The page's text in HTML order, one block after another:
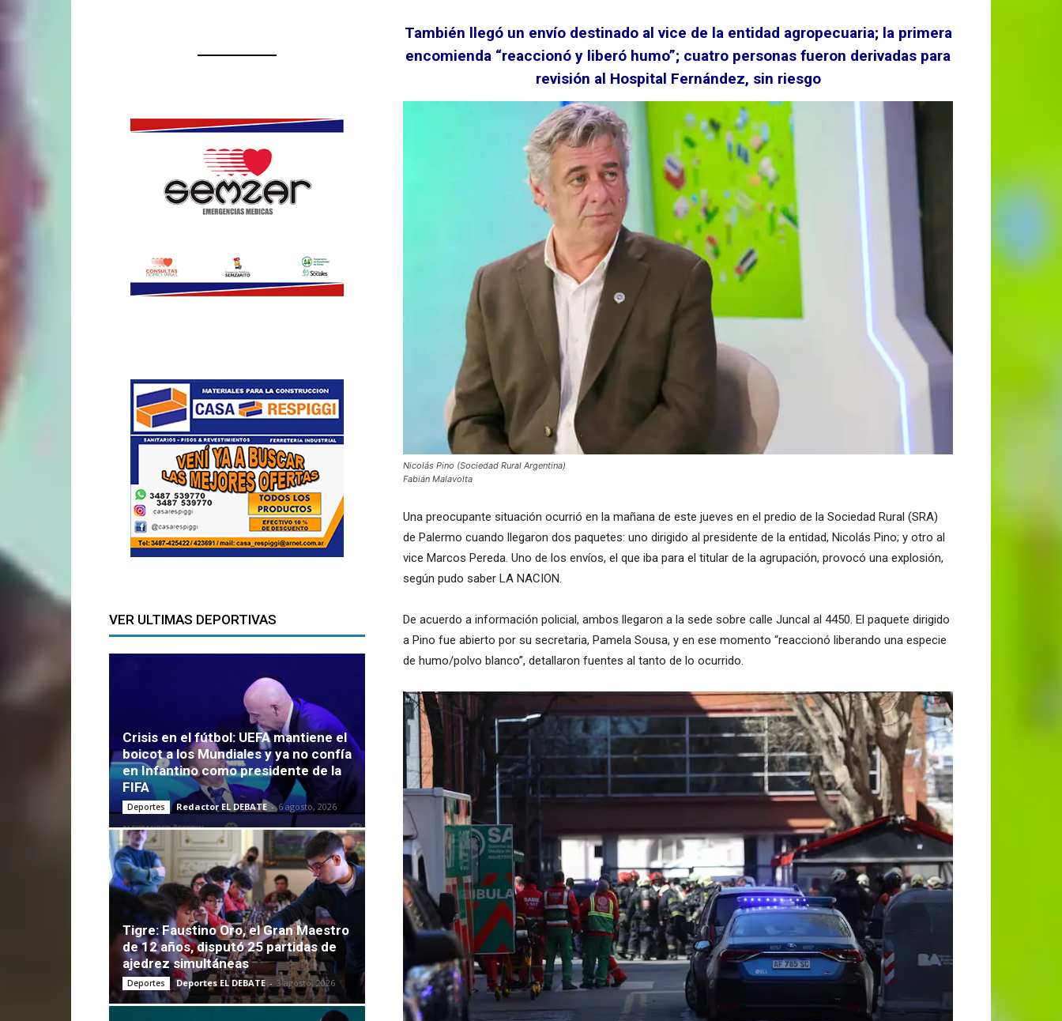
También llegó un envío destinado al vice de la entidad agropecuaria; la primera
encomienda “reaccionó y liberó humo”; cuatro personas fueron derivadas para
revisión al Hospital Fernández, sin riesgo
Nicolás Pino (Sociedad Rural Argentina)
Fabián Malavolta
Una preocupante situación ocurrió en la mañana de este jueves en el predio de la Sociedad Rural (SRA)
de Palermo cuando llegaron dos paquetes: uno dirigido al presidente de la entidad, Nicolás Pino; y otro al
vice Marcos Pereda. Uno de los envíos, el que iba para el titular de la agrupación, provocó una explosión,
según pudo saber LA NACION.
De acuerdo a información policial, ambos llegaron a la sede sobre calle Juncal al 4450. El paquete dirigido
a Pino fue abierto por su secretaria, Pamela Sousa, y en ese momento “reaccionó liberando una especie
de humo/polvo blanco”, detallaron fuentes al tanto de lo ocurrido.
VER ULTIMAS DEPORTIVAS
Crisis en el fútbol: UEFA mantiene el
boicot a los Mundiales y ya no confía
en Infantino como presidente de la
FIFA
Deportes Redactor EL DEBATE - 6 agosto, 2026
Tigre: Faustino Oro, el Gran Maestro
de 12 años, disputó 25 partidas de
ajedrez simultáneas
Deportes Deportes EL DEBATE - 3 agosto, 2026